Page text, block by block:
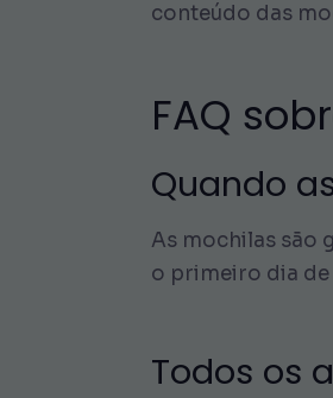
conteúdo das
FAQ
Quando
As mochilas são
o primeiro dia de
Todos os